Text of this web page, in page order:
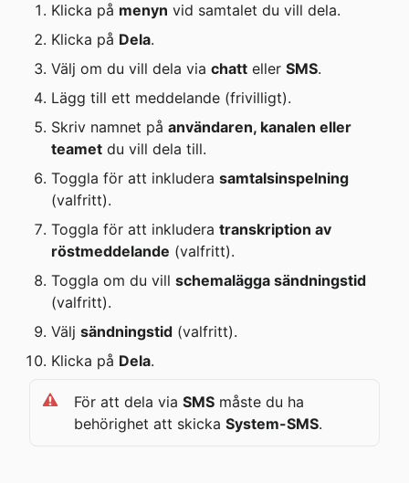
Klicka på menyn vid samtalet du vill dela.
Klicka på Dela.
Välj om du vill dela via chatt eller SMS.
Lägg till ett meddelande (frivilligt).
Skriv namnet på användaren, kanalen eller
teamet du vill dela till.
Toggla för att inkludera samtalsinspelning
(valfritt).
Toggla för att inkludera transkription av
röstmeddelande (valfritt).
Toggla om du vill schemalägga sändningstid
(valfritt).
Välj sändningstid (valfritt).
Klicka på Dela.
För att dela via SMS måste du ha
behörighet att skicka System-SMS.